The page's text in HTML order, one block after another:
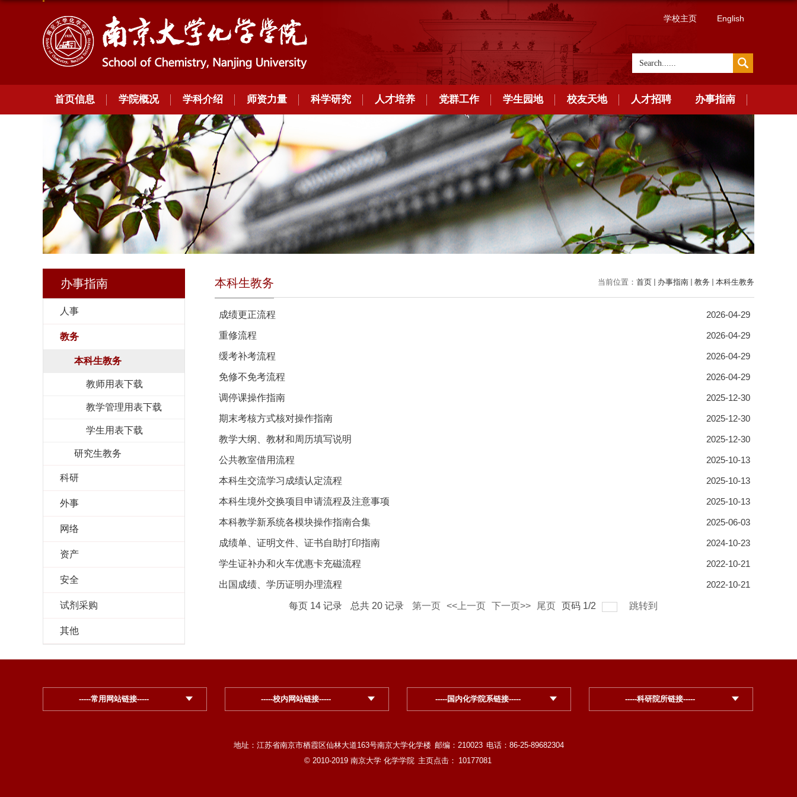
学校主页 English
首页信息 学院概况 学科介绍 师资力量 科学研究 人才培养 党群工作 学生园地 校友天地 人才招聘 办事指南
办事指南
人事
教务
本科生教务
教师用表下载
教学管理用表下载
学生用表下载
研究生教务
科研
外事
网络
资产
安全
试剂采购
其他
当前位置： 首页 办事指南 教务 本科生教务
本科生教务
成绩更正流程 2026-04-29
重修流程 2026-04-29
缓考补考流程 2026-04-29
免修不免考流程 2026-04-29
调停课操作指南 2025-12-30
期末考核方式核对操作指南 2025-12-30
教学大纲、教材和周历填写说明 2025-12-30
公共教室借用流程 2025-10-13
本科生交流学习成绩认定流程 2025-10-13
本科生境外交换项目申请流程及注意事项 2025-10-13
本科教学新系统各模块操作指南合集 2025-06-03
成绩单、证明文件、证书自助打印指南 2024-10-23
学生证补办和火车优惠卡充磁流程 2022-10-21
出国成绩、学历证明办理流程 2022-10-21
每页 14记录 总共 20记录 第一页 <<上一页 下一页>> 尾页 页码 1/2 跳转到
-----常用网站链接----- -----校内网站链接----- -----国内化学院系链接----- -----科研院所链接-----
地址：江苏省南京市栖霞区仙林大道163号南京大学化学楼 邮编：210023 电话：86-25-89682304
© 2010-2019 南京大学 化学学院 主页点击： 10177081